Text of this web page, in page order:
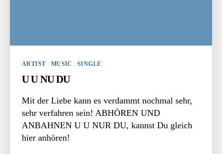
Kategorien
ARTIST MUSIC SINGLE
U U NU DU
Mit der Liebe kann es verdammt nochmal sehr,
sehr verfahren sein! ABHÖREN UND
ANBAHNEN U U NUR DU, kannst Du gleich
hier anhören!